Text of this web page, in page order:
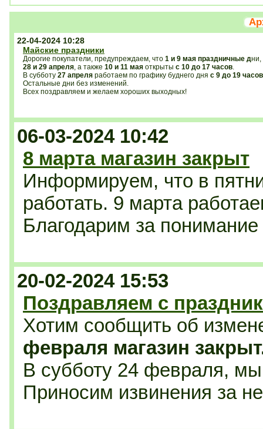
22-04-2024 10:28
Майские праздники
Дорогие покупатели, предупреждаем, что 1 и 9 мая праздничные дни,
28 и 29 апреля, а также 10 и 11 мая открыты с 10 до 17 часов.
В субботу 27 апреля работаем по графику буднего дня с 9 до 19 часов
Остальные дни без изменений.
Всех поздравляем и желаем хороших выходных!
06-03-2024 10:42
8 марта магазин закрыт
Информируем, что в
работать. 9 марта
Благодарим за
20-02-2024 15:53
Поздравляем с
Хотим сообщить об
февраля магазин
В субботу 24 февраля,
Приносим извинения за